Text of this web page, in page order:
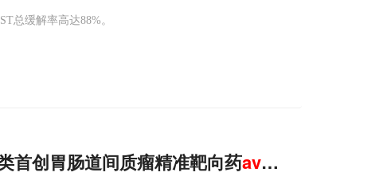
总缓解率高达88%。
首创胃肠道间质瘤精准靶向药avapritinib